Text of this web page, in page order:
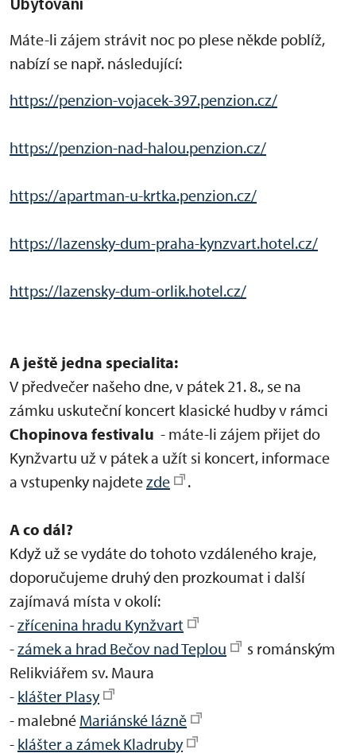
Máte-li zájem strávit noc po plese někde poblíž,
nabízí se např. následující:
https://penzion-vojacek-397.penzion.cz/
https://penzion-nad-halou.penzion.cz/
https://apartman-u-krtka.penzion.cz/
https://lazensky-dum-praha-kynzvart.hotel.cz/
https://lazensky-dum-orlik.hotel.cz/
A ještě jedna specialita:
V předvečer našeho dne, v pátek 21. 8., se na
zámku uskuteční koncert klasické hudby v rámci
Chopinova festivalu - máte-li zájem přijet do
Kynžvartu už v pátek a užít si koncert, informace
a vstupenky najdetezde .
A co dál?
Když už se vydáte do tohoto vzdáleného kraje,
doporučujeme druhý den prozkoumat i další
zajímavá místa v okolí:
-zřícenina hradu Kynžvart
-zámek a hrad Bečov nad Teplou
s románským
Relikviářem sv. Maura
- klášter Plasy
- malebné Mariánské lázně
- klášter a zámek Kladruby